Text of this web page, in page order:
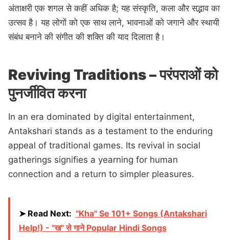
अंताक्षरी एक शगल से कहीं अधिक है; यह संस्कृति, कला और सद्भाव का
उत्सव है। यह लोगों को एक साथ लाने, भावनाओं को जगाने और स्थायी
संबंध बनाने की संगीत की शक्ति की याद दिलाता है।
Reviving Traditions – परंपराओं को
पुनर्जीवित करना
In an era dominated by digital entertainment,
Antakshari stands as a testament to the enduring
appeal of traditional games. Its revival in social
gatherings signifies a yearning for human
connection and a return to simpler pleasures.
➤ Read Next: "Kha" Se 101+ Songs (Antakshari
Help!) - "ख" से गाने Popular Hindi Songs